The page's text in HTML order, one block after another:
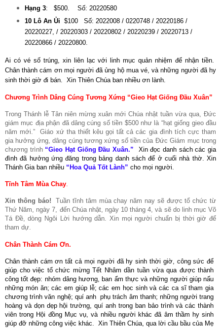
Hạng 3: $500. Số: 20220580
10 Lô An Ủi $100 Số: 2022008 / 0220748 / 20220186 /
20220227, / 20220303 / 20220802 / 20220239 / 20220713 /
20220866 / 20220800.
Ai có vé số trúng, xin liên lạc với linh mục quản nhiệm để nhận tiền.
Chân thành cám ơn mọi người đã ủng hộ mua vé, và những người đã hy
sinh thời giờ đi bán. Xin Thiên Chúa ban nhiều ơn lành.
Chương Trình Dâng Cúng Tương Xứng “Gieo Hạt Giống Đầu Xuân”
Trong Thánh lễ Tân niên mừng xuân mới Chúa nhật tuần vừa qua, Đức
giám mục địa phận đã dâng cúng số tiền $500 như là “hạt giống gieo đầu
năm mới.”
Giáo xứ tha thiết kêu gọi tất cả các gia đình tích cực tham
gia hưởng ứng, dâng cúng tương xứng số tiền của Đức Giám mục trong
chương trình “Gieo Hạt Giống Đầu Xuân.”
Xin đọc danh sách các gia
đình đã hưởng ứng đăng trong bảng danh sách để ở cuối nhà thờ. Xin
Thánh Gia ban nhiều “Hoa Quả Tốt Lành” cho mọi người.
Tĩnh Tâm Mùa Chay
Xin thông báo!
Tuần tĩnh tâm mùa chay năm nay sẽ được tổ chức từ
Thứ Năm, ngày 7, đến Chúa nhật, ngày 10 tháng 4, và sẽ do linh mục Võ
Tá Đề, dòng Ngôi Lời hướng dẫn. Xin mọi người chuẩn bị thời giờ để
tham dự.
Chân Thành Cám Ơn.
Chân thành cám ơn tất cả mọi người đã hy sinh thời giờ, công sức để
giúp cho việc tổ chức mừng Tết Nhâm dần tuần vừa qua được thành
công tốt đẹp: nhóm dâng hương, ban ẩm thực và những người giúp nấu
những món ăn; các em giúp lễ; các em học sinh và các ca sĩ tham gia
chương trình văn nghệ; quí anh phụ trách âm thanh; những người trang
hoàng và dọn dẹp hội trường, quí anh trong ban bảo trình và các thành
viên trong Hội đồng Mục vụ, và nhiều người khác đã âm thầm hy sinh
giúp đỡ những công việc khác.
Xin Thiên Chúa, qua lời cầu bầu của Mẹ